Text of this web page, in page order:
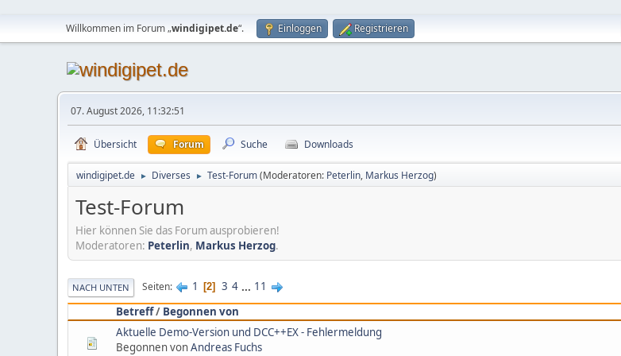
Willkommen im Forum „windigipet.de“. Einloggen Registrieren
07. August 2026, 11:32:51
Übersicht Forum Suche Downloads
windigipet.de ► Diverses ► Test-Forum(Moderatoren: Peterlin, Markus Herzog)
Test-Forum
Hier können Sie das Forum ausprobieren!
Moderatoren: Peterlin, Markus Herzog.
NACH UNTEN Seiten 1 2 3 4 ... 11
Betreff/ Begonnen von
Aktuelle Demo-Version und DCC++EX - Fehlermeldung
Begonnen vonAndreas Fuchs